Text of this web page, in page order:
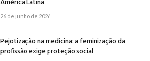
América Latina
26 de junho de 2026
Pejotização na medicina: a feminização da
profissão exige proteção social